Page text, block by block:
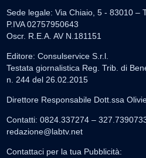
Sede legale: Via Chiaio, 5 - 83010 –
P.IVA 02757950643
Oscr. R.E.A. AV N.181151
Editore: Consulservice S.r.l.
Testata giornalistica Reg. Trib. di
n. 244 del 26.02.2015
Direttore Responsabile Dott.ssa
Contatti: 0824.337274 –
redazione@labtv.net
Contattaci per la tua Pubblicità: